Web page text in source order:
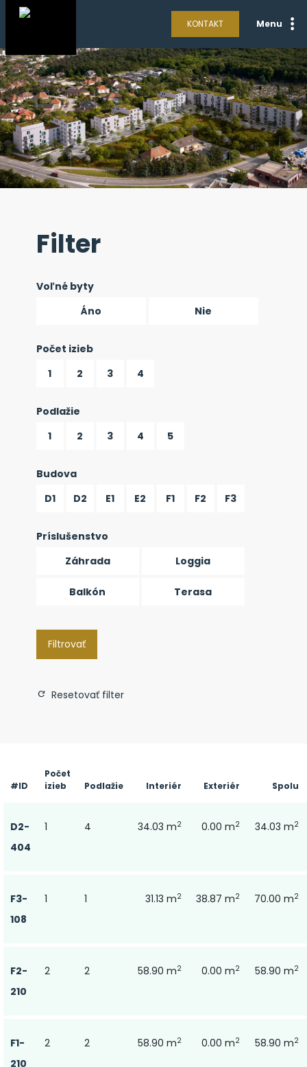
KONTAKT Menu
Filter
Voľné byty
Áno
Nie
Počet izieb
1
2 3 4
Podlažie
1
2 3 4 5
Budova
D1
D2 E1 E2 F1 F2 F3
Príslušenstvo
Záhrada
Loggia
Balkón Terasa
Filtrovať
Resetovať filter
#ID
Počet
izieb
Podlažie Interiér Exteriér Spolu
D2-
404
1 4 34.03 m2 0.00 m2 34.03 m2
F3-
108
1 1 31.13 m2 38.87 m2 70.00 m2
F2-
210
2 2 58.90 m2 0.00 m2 58.90 m2
F1-
210
2 2 58.90 m2 0.00 m2 58.90 m2